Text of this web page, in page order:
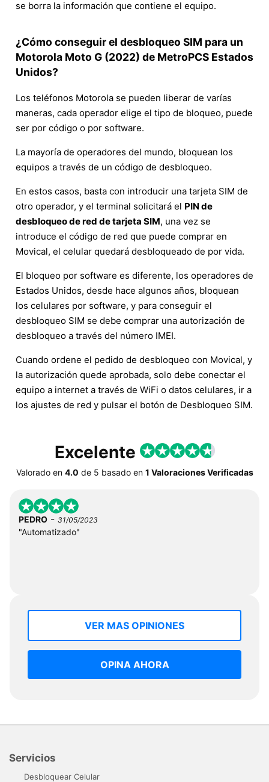
se borra la información que contiene el equipo.
¿Cómo conseguir el desbloqueo SIM para un
Motorola Moto G (2022) de MetroPCS Estados
Unidos?
Los teléfonos Motorola se pueden liberar de varías
maneras, cada operador elige el tipo de bloqueo, puede
ser por código o por software.
La mayoría de operadores del mundo, bloquean los
equipos a través de un código de desbloqueo.
En estos casos, basta con introducir una tarjeta SIM de
otro operador, y el terminal solicitará el PIN de
desbloqueo de red de tarjeta SIM, una vez se
introduce el código de red que puede comprar en
Movical, el celular quedará desbloqueado de por vida.
El bloqueo por software es diferente, los operadores de
Estados Unidos, desde hace algunos años, bloquean
los celulares por software, y para conseguir el
desbloqueo SIM se debe comprar una autorización de
desbloqueo a través del número IMEI.
Cuando ordene el pedido de desbloqueo con Movical, y
la autorización quede aprobada, solo debe conectar el
equipo a internet a través de WiFi o datos celulares, ir a
los ajustes de red y pulsar el botón de Desbloqueo SIM.
Excelente
Valorado en 4.0 de 5 basado en 1 Valoraciones Verificadas
PEDRO - 31/05/2023
"Automatizado"
VER MAS OPINIONES
OPINA AHORA
Servicios
Desbloquear Celular